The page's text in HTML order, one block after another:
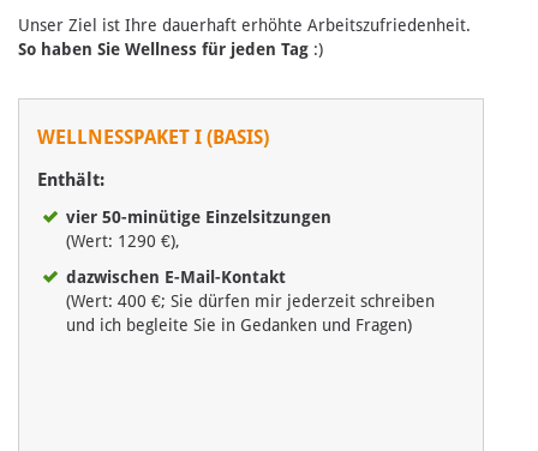
Unser Ziel ist Ihre dauerhaft erhöhte Arbeitszufriedenheit.
So haben Sie Wellness für jeden Tag :)
WELLNESSPAKET I (BASIS)
Enthält:
vier 50-minütige Einzelsitzungen
(Wert: 1290 €),
dazwischen E-Mail-Kontakt
(Wert: 400 €; Sie dürfen mir jederzeit schreiben
und ich begleite Sie in Gedanken und Fragen)